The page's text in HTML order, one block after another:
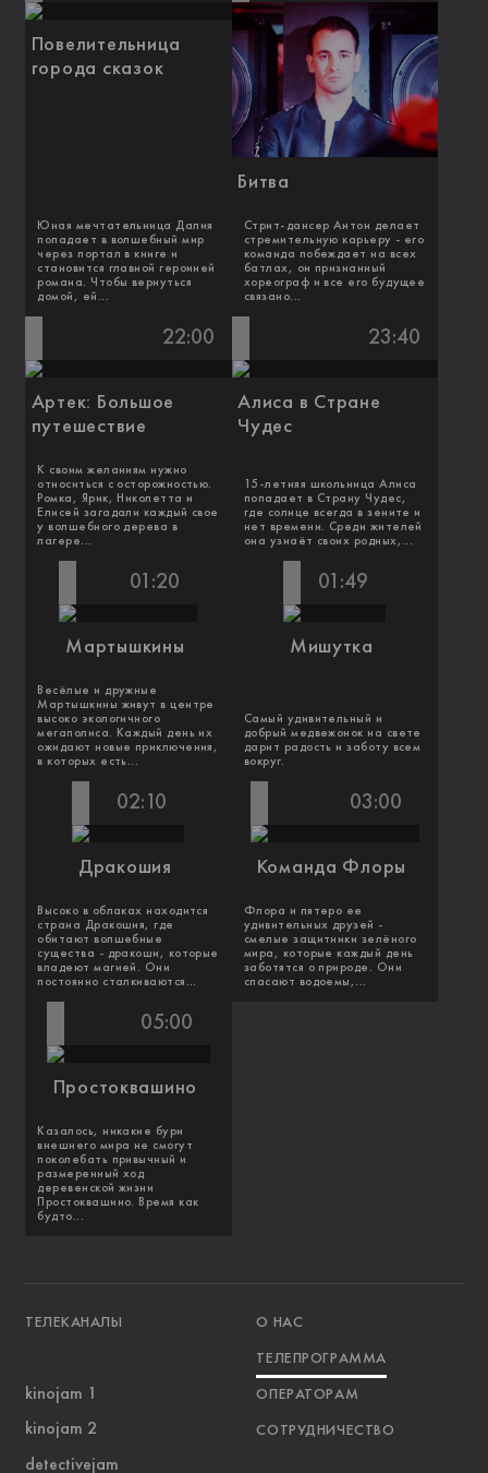
Повелительница
города сказок
Юная мечтательница Далия
попадает в волшебный мир
через портал в книге и
становится главной героиней
романа. Чтобы вернуться
домой, ей...
Битва
Стрит-дансер Антон делает
стремительную карьеру - его
команда побеждает на всех
батлах, он признанный
хореограф и все его будущее
связано...
22:00
Артек: Большое
путешествие
К своим желаниям нужно
относиться с осторожностью.
Ромка, Ярик, Николетта и
Елисей загадали каждый свое
у волшебного дерева в
лагере...
23:40
Алиса в Стране
Чудес
15-летняя школьница Алиса
попадает в Страну Чудес,
где солнце всегда в зените и
нет времени. Среди жителей
она узнаёт своих родных,...
01:20
Мартышкины
Весёлые и дружные
Мартышкины живут в центре
высоко экологичного
мегаполиса. Каждый день их
ожидают новые приключения,
в которых есть...
01:49
Мишутка
Самый удивительный и
добрый медвежонок на свете
дарит радость и заботу всем
вокруг.
02:10
Дракошия
Высоко в облаках находится
страна Дракошия, где
обитают волшебные
существа - дракоши, которые
владеют магией. Они
постоянно сталкиваются...
03:00
Команда Флоры
Флора и пятеро ее
удивительных друзей -
смелые защитники зелёного
мира, которые каждый день
заботятся о природе. Они
спасают водоемы,...
05:00
Простоквашино
Казалось, никакие бури
внешнего мира не смогут
поколебать привычный и
размеренный ход
деревенской жизни
Простоквашино. Время как
будто...
ТЕЛЕКАНАЛЫ О НАС
ТЕЛЕПРОГРАММА
ОПЕРАТОРАМ
СОТРУДНИЧЕСТВО
kinojam 1
kinojam 2
detectivejam